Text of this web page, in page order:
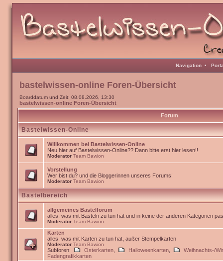
Navigation •
bastelwissen-online Foren-Übersicht
Boarddatum und Zeit: 08.08.2026, 13:30
bastelwissen-online Foren-Übersicht
Forum
Bastelwissen-Online
Willkommen bei Bastelwissen-Online
Neu hier auf Bastelwissen-Online?? Dann bitte erst hier lesen!!
Moderator Team Bawion
Vorstellung
Wer bist du? und die Bloggerinnen unseres Forums!
Moderator Team Bawion
Bastelbereich
allgemeines Bastelforum
alles, was mit Basteln zu tun hat und in keine der anderen Kategorien
Moderator Team Bawion
Karten
alles, was mit Karten zu tun hat, außer Stempelkarten
Moderator Team Bawion
Subforen: Osterkarten Halloweenkarten
Weihnachts-/
Fadengrafikkarten